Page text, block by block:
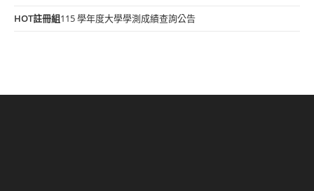
HOT註冊組115 學年度大學學測成績查詢公告